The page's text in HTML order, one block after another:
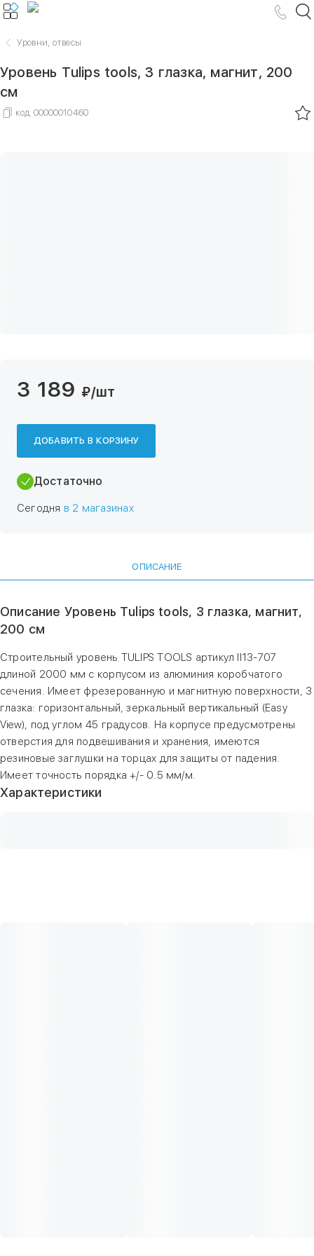
Уровни, отвесы
Уровень Tulips tools, 3 глазка, магнит, 200
см
код 00000010460
3 189 ₽/шт
ДОБАВИТЬ В КОРЗИНУ
Достаточно
Сегодня в 2 магазинах
ОПИСАНИЕ
Описание Уровень Tulips tools, 3 глазка, магнит,
200 см
Строительный уровень TULIPS TOOLS артикул II13-707
длиной 2000 мм с корпусом из алюминия коробчатого
сечения. Имеет фрезерованную и магнитную поверхности, 3
глазка: горизонтальный, зеркальный вертикальный (Easy
View), под углом 45 градусов. На корпусе предусмотрены
отверстия для подвешивания и хранения, имеются
резиновые заглушки на торцах для защиты от падения.
Имеет точность порядка +/- 0.5 мм/м.
Характеристики